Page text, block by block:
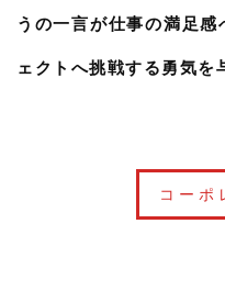
うの一言が仕事の満足
ェクトへ挑戦する勇気を
コーポ